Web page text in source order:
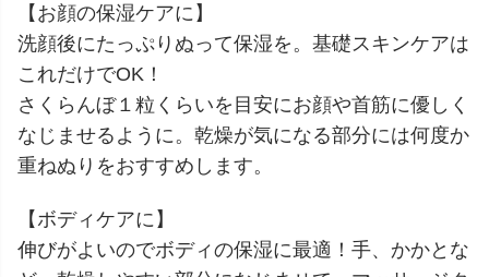
【お顔の保湿ケアに】
洗顔後にたっぷりぬって保湿を。基礎スキンケアは
これだけでOK！
さくらんぼ１粒くらいを目安にお顔や首筋に優しく
なじませるように。乾燥が気になる部分には何度か
重ねぬりをおすすめします。
【ボディケアに】
伸びがよいのでボディの保湿に最適！手、かかとな